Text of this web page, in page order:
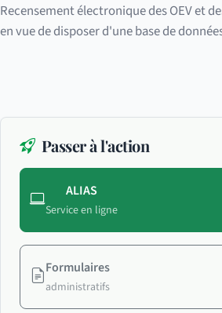
Recensement électronique des OEV et
en vue de disposer d'une base de
Passer à l'action
ALIAS
Service en ligne
Formulaires
administratifs